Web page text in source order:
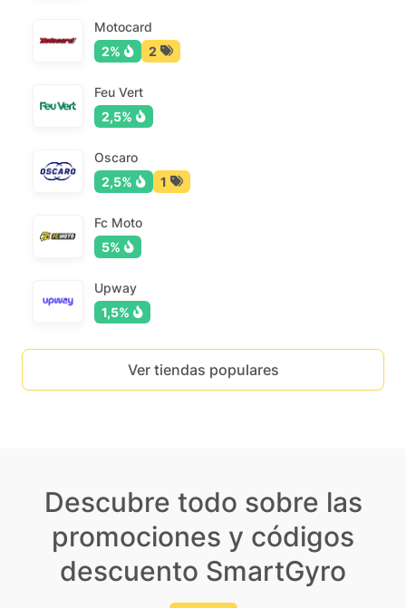
Motocard
2%
2
Feu Vert
2,5%
Oscaro
2,5%
1
Fc Moto
5%
Upway
1,5%
Ver tiendas populares
Descubre todo sobre las
promociones y códigos
descuento SmartGyro